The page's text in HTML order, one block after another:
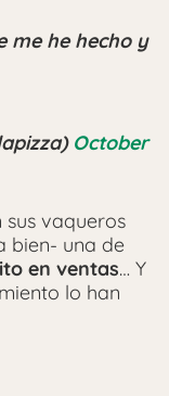
me he hecho y
October
vaqueros
bien- una de
en ventas… Y
lo han